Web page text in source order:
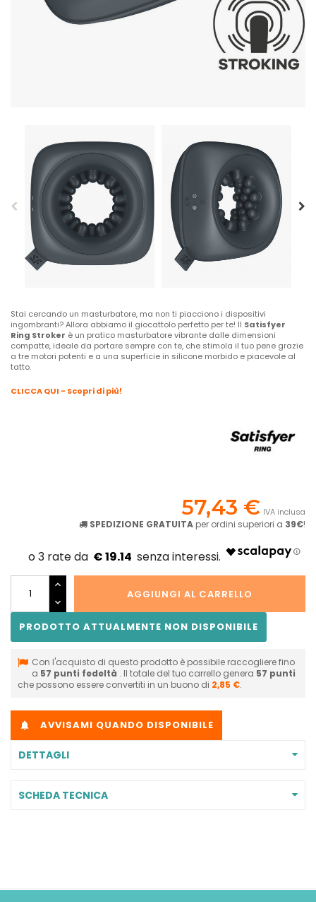
Stai cercando un masturbatore, ma non ti piacciono i dispositivi
ingombranti? Allora abbiamo il giocattolo perfetto per te! Il Satisfyer
Ring Stroker è un pratico masturbatore vibrante dalle dimensioni
compatte, ideale da portare sempre con te, che stimola il tuo pene grazie
a tre motori potenti e a una superficie in silicone morbido e piacevole al
tatto.
CLICCA QUI - Scopri di più!
57,43 € IVA inclusa
SPEDIZIONE GRATUITA per ordini superiori a 39€!
€ 19.14
AGGIUNGI AL CARRELLO
PRODOTTO ATTUALMENTE NON DISPONIBILE
Con l'acquisto di questo prodotto è possibile raccogliere fino
a 57 punti fedeltà . Il totale del tuo carrello genera 57 punti
che possono essere convertiti in un buono di 2,85 €.
 AVVISAMI QUANDO DISPONIBILE
DETTAGLI
SCHEDA TECNICA